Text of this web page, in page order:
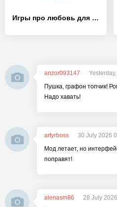
Игры про любовь для девочек
anzor093147
Пушка, графон топчик!
Надо хавать!
artyrboss
30 July 2026
Мод летает, но
поправят!
alenasm86
28 July